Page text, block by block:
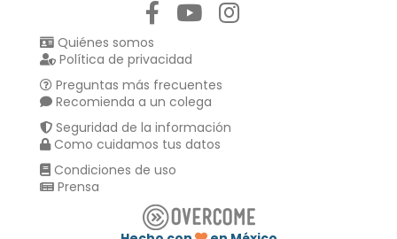
Quiénes somos
Política de privacidad
Preguntas más frecuentes
Recomienda a un colega
Seguridad de la información
Como cuidamos tus datos
Condiciones de uso
Prensa